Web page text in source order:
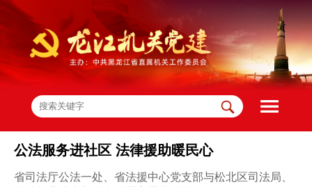
公法服务进社区 法律援助暖民心
省司法厅公法一处、省法援中心党支部与松北区司法局、